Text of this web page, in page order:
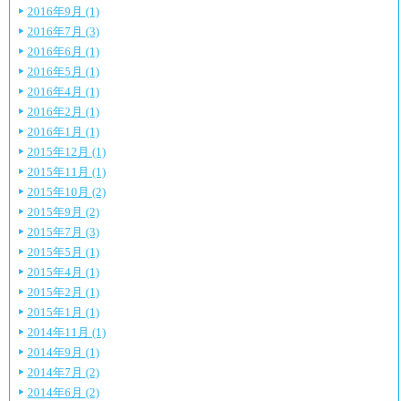
2016年9月 (1)
2016年7月 (3)
2016年6月 (1)
2016年5月 (1)
2016年4月 (1)
2016年2月 (1)
2016年1月 (1)
2015年12月 (1)
2015年11月 (1)
2015年10月 (2)
2015年9月 (2)
2015年7月 (3)
2015年5月 (1)
2015年4月 (1)
2015年2月 (1)
2015年1月 (1)
2014年11月 (1)
2014年9月 (1)
2014年7月 (2)
2014年6月 (2)